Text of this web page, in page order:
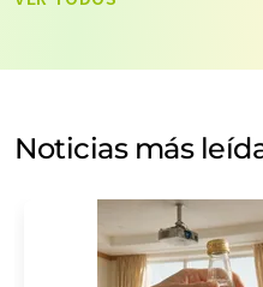
de nuestrapolítica de
electrónico a efectos
mercado y opinión. Puede
de indicar los motivos
LUMITOS AG, Ernst-
(Alemania) o por correo
Noticias más